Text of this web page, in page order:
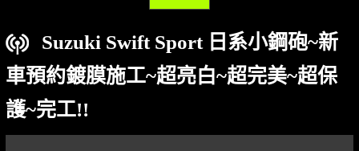
Suzuki Swift Sport 日系小鋼砲~新
車預約鍍膜施工~超亮白~超完美~超保
護~完工!!